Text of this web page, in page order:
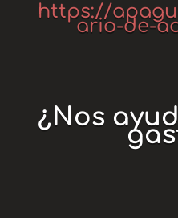
https://
ario-de-
¿Nos